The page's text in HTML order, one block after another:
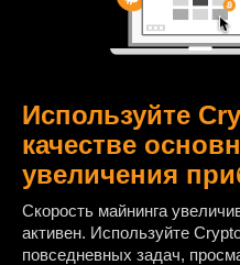
Используйте
качестве
увеличения
Cкорость майнинга
активен. Используйте
повседневных задач,